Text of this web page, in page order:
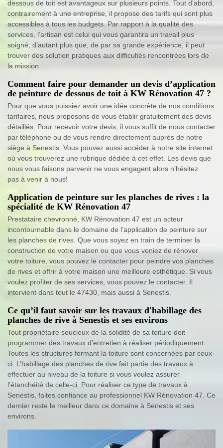
dessous de toit est avantageux sur plusieurs points. Tout d’abord,
contrairement à une entreprise, il propose des tarifs qui sont plus
accessibles à tous les budgets. Par rapport à la qualité des
services, l’artisan est celui qui vous garantira un travail plus
soigné, d’autant plus que, de par sa grande expérience, il peut
trouver des solution pratiques aux difficultés rencontrées lors de
la mission.
Comment faire pour demander un devis d’application
de peinture de dessous de toit à KW Rénovation 47 ?
Pour que vous puissiez avoir une idée concrète de nos conditions
tarifaires, nous proposons de vous établir gratuitement des devis
détaillés. Pour recevoir votre devis, il vous suffit de nous contacter
par téléphone ou de vous rendre directement auprès de notre
siège à Senestis. Vous pouvez aussi accéder à notre site internet
où vous trouverez une rubrique dédiée à cet effet. Les devis que
nous vous faisons parvenir ne vous engagent alors n’hésitez
pas à venir à nous!
Application de peinture sur les planches de rives : la
spécialité de KW Rénovation 47
Prestataire chevronné, KW Rénovation 47 est un acteur
incontournable dans le domaine de l’application de peinture sur
les planches de rives. Que vous soyez en train de terminer la
construction de votre maison ou que vous veniez de rénover
votre toiture, vous pouvez le contacter pour peindre vos planches
de rives et offrir à votre maison une meilleure esthétique. Si vous
voulez profiter de ses services, vous pouvez le contacter. Il
intervient dans tout le 47430, mais aussi à Senestis.
Ce qu’il faut savoir sur les travaux d'habillage des
planches de rive à Senestis et ses environs
Tout propriétaire soucieux de la solidité de sa toiture doit
programmer des travaux d’entretien à réaliser périodiquement.
Toutes les structures formant la toiture sont concernées par ceux-
ci. L’habillage des planches de rive fait partie des travaux à
effectuer au niveau de la toiture si vous voulez assurer
l’étanchéité de celle-ci. Pour réaliser ce type de travaux à
Senestis, faites confiance au professionnel KW Rénovation 47. Ce
dernier reste le meilleur dans ce domaine à Senestis et ses
environs.